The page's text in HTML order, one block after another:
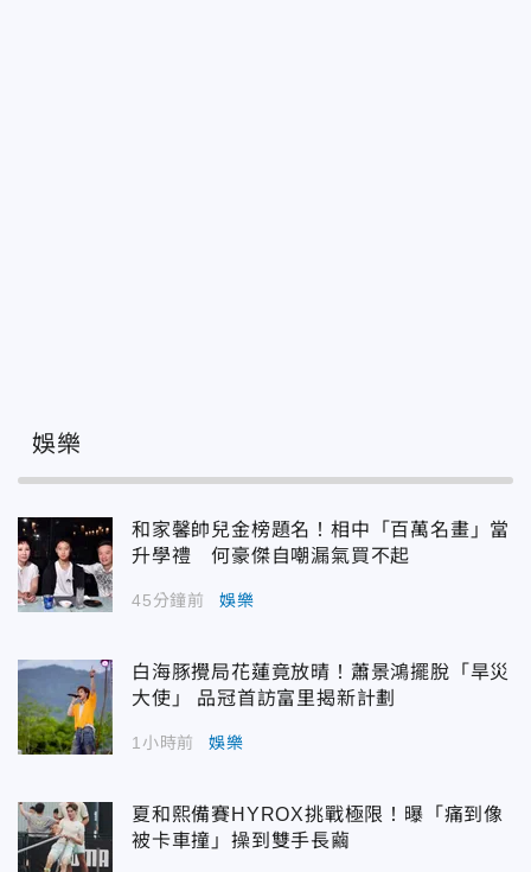
娛樂
和家馨帥兒金榜題名！相中「百萬名畫」當
升學禮 何豪傑自嘲漏氣買不起
45分鐘前 娛樂
白海豚攪局花蓮竟放晴！蕭景鴻擺脫「旱災
大使」 品冠首訪富里揭新計劃
1小時前 娛樂
夏和熙備賽HYROX挑戰極限！曝「痛到像
被卡車撞」操到雙手長繭